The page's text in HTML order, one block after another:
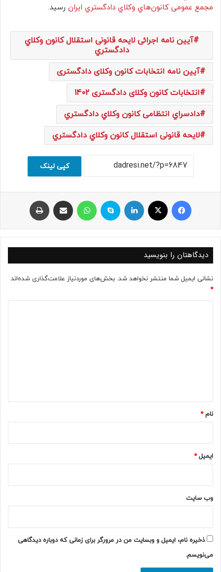
مجمع عمومی ﻛﺎﻧﻮﻥﻫﺎﻱ ﻭﻛﻼﻱ ﺩﺍﺩﮔﺴﺘﺮﻱ ﺍﻳﺮﺍﻥ رسید.
ﺁﻳﻴﻦ ﻧﺎﻣﻪ اجرائی ﻻﻳﺤﻪ قانونی ﺍﺳﺘﻘﻼﻝ ﻛﺎﻧﻮﻥ ﻭﻛﻼﻱ
ﺩﺍﺩﮔﺴﺘﺮﻱ
آیین نامه ﺍﻧﺘﺨﺎﺑﺎﺕ ﻛﺎﻧﻮﻥ ﻭﻛﻼی ﺩﺍﺩﮔﺴﺘﺮی
انتخابات کانون وکلای دادگستری 1402
ﺩﺍﺩﺳﺮﺍﻱ انتظامی ﻛﺎﻧﻮﻥ ﻭﻛﻼﻱ ﺩﺍﺩﮔﺴﺘﺮﻱ
ﻻﻳﺤﻪ قانونی ﺍﺳﺘﻘﻼﻝ ﻛﺎﻧﻮﻥ ﻭﻛﻼﻱ ﺩﺍﺩﮔﺴﺘﺮﻱ
کپی لینک
فیسبوک ایکس لینکداین اسکایپ واتس آپ اشتراک با ایمیل
دیدگاهتان را بنویسید
نشانی ایمیل شما منتشر نخواهد شد. بخش‌های موردنیاز علامت‌گذاری شده‌اند
*
نام*
ایمیل*
وب‌ سایت
ذخیره نام، ایمیل و وبسایت من در مرورگر برای زمانی که دوباره دیدگاهی
می‌نویسم.